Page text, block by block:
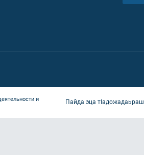
и
Пайда эца тIадожадаьраш